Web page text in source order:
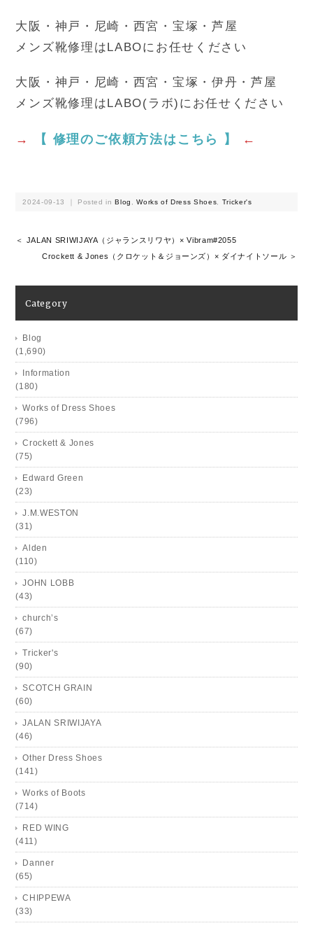
大阪・神戸・尼崎・西宮・宝塚・芦屋
メンズ靴修理はLABOにお任せください
大阪・神戸・尼崎・西宮・宝塚・伊丹・芦屋
メンズ靴修理はLABO(ラボ)にお任せください
→ 【 修理のご依頼方法はこちら 】 ←
2024-09-13 ｜ Posted inBlog ,Works of Dress Shoes Tricker's
＜ JALAN SRIWIJAYA（ジャランスリワヤ）× Vibram#2055
Crockett & Jones（クロケット＆ジョーンズ）× ダイナイトソール ＞
Category
Blog
(1,690)
Information
(180)
Works of Dress Shoes
(796)
Crockett & Jones
(75)
Edward Green
(23)
J.M.WESTON
(31)
Alden
(110)
JOHN LOBB
(43)
church’s
(67)
Tricker's
(90)
SCOTCH GRAIN
(60)
JALAN SRIWIJAYA
(46)
Other Dress Shoes
(141)
Works of Boots
(714)
RED WING
(411)
Danner
(65)
CHIPPEWA
(33)